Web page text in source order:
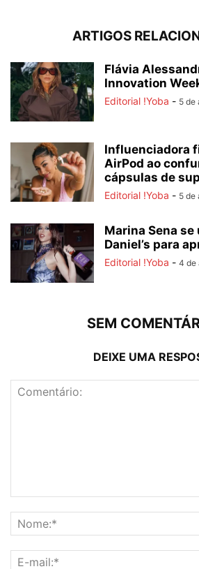
ARTIGOS
Flávia
Innovation
Editorial !Yoba - 5 de
Influenciadora
AirPod ao
cápsulas de
Editorial !Yoba - 5 de
Marina Sena se
Daniel’s para
Editorial !Yoba - 4 de
SEM
DEIXE UMA